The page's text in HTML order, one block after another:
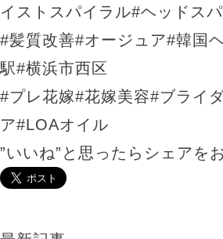
イストスパイラル#ヘッドスパ
#髪質改善#オージュア#韓国
駅#横浜市西区
#プレ花嫁#花嫁美容#ブライ
ア#LOAオイル
”いいね”と思ったらシェアを